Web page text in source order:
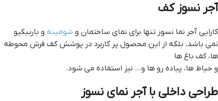
آجر نسوز کف
کارایی آجر نما نسوز تنها برای نمای ساختمان و شومینه و باربیکیو
نمی باشد، بلکه از این محصول پر کاربرد در پوشش کف فرش محوطه
ها، کف باغ ها
و حیاط ها، پیاده رو ها و… نیز استفاده می شود.
طراحی داخلی با آجر نمای نسوز